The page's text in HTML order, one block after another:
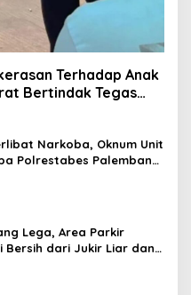
Terhadap Anak
Bertindak Tegas
Narkoba, Oknum Unit
Polrestabes Palembang
Korban Rp40 Juta, GPP
Lega, Area Parkir
Bersih dari Jukir Liar dan